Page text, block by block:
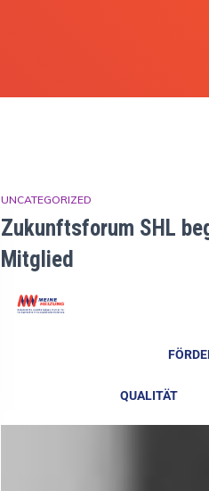
UNCATEGORIZED
Zukunftsforum SHL
Mitglied
QUALITÄT